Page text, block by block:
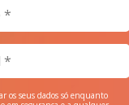
os seus dados só enquanto